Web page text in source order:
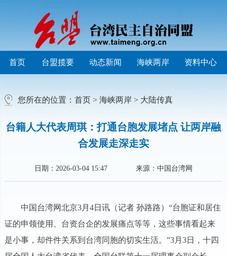
首页 台盟揽要 动态新闻 海峡两岸 资料中心
您所在的位置： 首页> 海峡两岸 > 大陆传真
台籍人大代表周琪：打通台胞发展堵点 让两岸融
合发展走深走实
日期：2026-03-04 15:47 来源：中国台湾网
中国台湾网北京3月4日讯（记者 孙路路）“台胞证和居住
证的申领使用、台资台企的发展痛点等等，这些事情看起来
是小事，却件件关系到台湾同胞的切实生活。”3月3日，十四